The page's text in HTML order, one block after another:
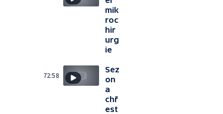
mik
roc
hir
urg
ie
72:58
Sez
on
a
chř
est